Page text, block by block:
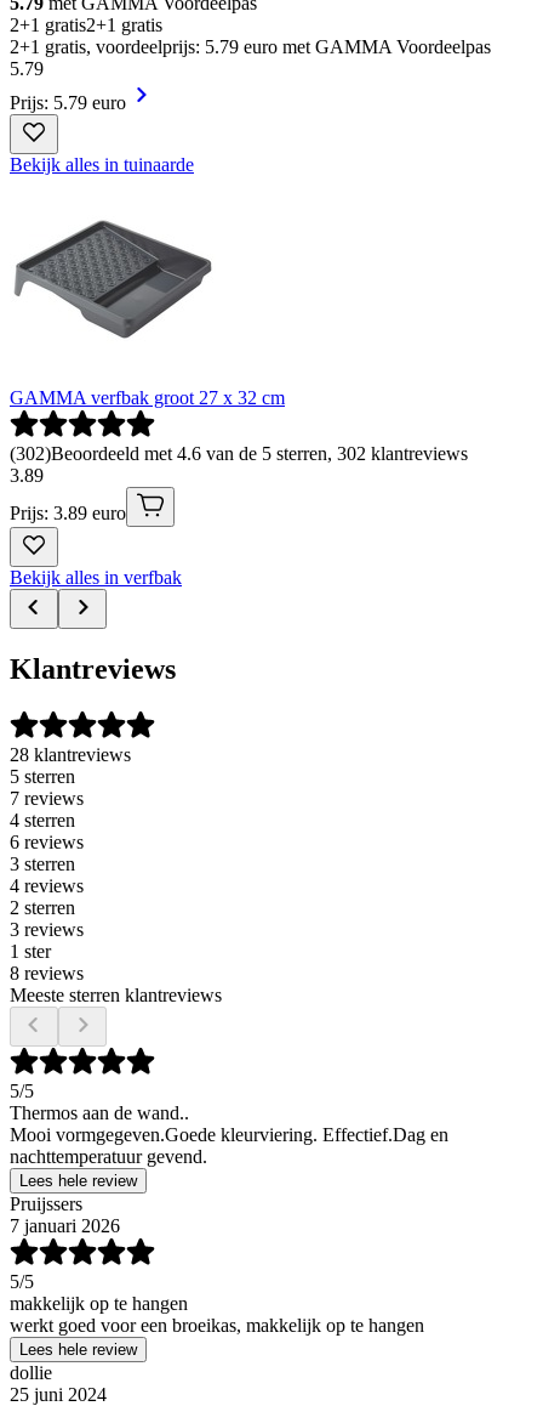
2+1 gratis2+1 gratis
2+1 gratis, voordeelprijs: 5.79 euro met GAMMA Voordeelpas
5.79
Prijs: 5.79 euro
Bekijk alles in tuinaarde
GAMMA verfbak groot 27 x 32 cm
(302)Beoordeeld met 4.6 van de 5 sterren, 302 klantreviews
3.89
Prijs: 3.89 euro
Bekijk alles in verfbak
Klantreviews
28 klantreviews
5 sterren
7 reviews
4 sterren
6 reviews
3 sterren
4 reviews
2 sterren
3 reviews
1 ster
8 reviews
Meeste sterren klantreviews
5/5
Thermos aan de wand..
Mooi vormgegeven.Goede kleurviering. Effectief.Dag en
nachttemperatuur gevend.
Lees hele review
Pruijssers
7 januari 2026
5/5
makkelijk op te hangen
werkt goed voor een broeikas, makkelijk op te hangen
Lees hele review
dollie
25 juni 2024